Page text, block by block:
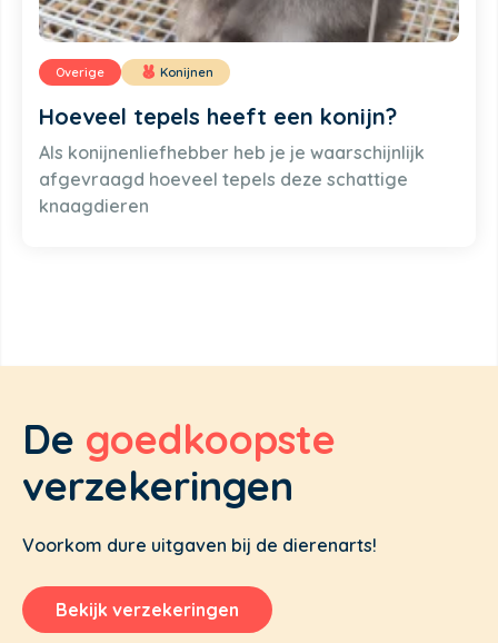
Overige Konijnen
Hoeveel tepels heeft een konijn?
Als konijnenliefhebber heb je je waarschijnlijk
afgevraagd hoeveel tepels deze schattige
knaagdieren
De goedkoopste
verzekeringen
Voorkom dure uitgaven bij de dierenarts!
Bekijk verzekeringen